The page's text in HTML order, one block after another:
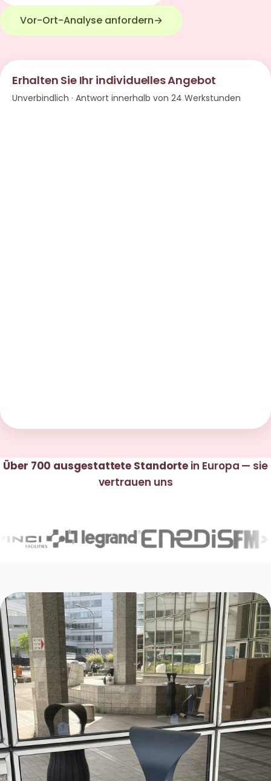
Vor-Ort-Analyse anfordern→
Erhalten Sie Ihr individuelles Angebot
Unverbindlich · Antwort innerhalb von 24 Werkstunden
Über 700 ausgestattete Standorte in Europa — sie
vertrauen uns